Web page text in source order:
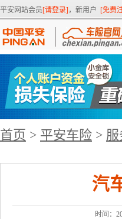
平安网站会员[请登录] ，新用户 [免费
首页 > 平安车险 >
汽
时间：